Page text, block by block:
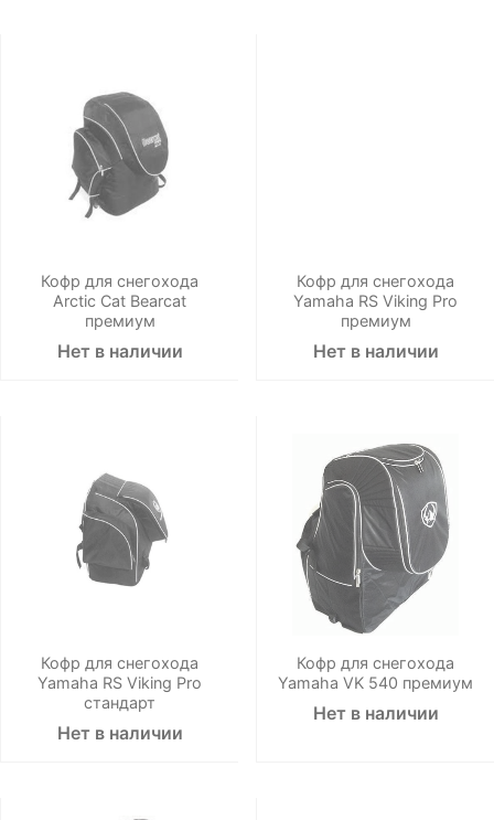
Кофр для снегохода
Arctic Cat Bearcat
премиум
Нет в наличии
Кофр для снегохода
Yamaha RS Viking Pro
премиум
Нет в наличии
Кофр для снегохода
Yamaha RS Viking Pro
стандарт
Нет в наличии
Кофр для снегохода
Yamaha VK 540 премиум
Нет в наличии